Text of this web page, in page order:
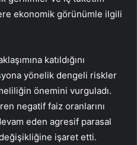
ekonomik görünümle ilgili
katıldığını
yönelik dengeli riskler
önemini vurguladı.
negatif faiz oranlarını
eden agresif parasal
işaret etti.